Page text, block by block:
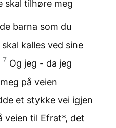
skal tilhøre meg
barna som du
kalles ved sine
7 Og jeg - da jeg
på veien
et stykke vei igjen
veien til Efrat*, det